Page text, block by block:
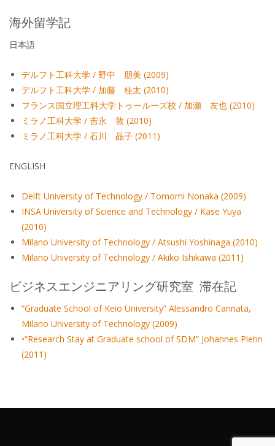
海外留学記
日本語
デルフト工科大学 / 野中 朋美 (2009)
デルフト工科大学 / 加藤 桂太 (2010)
フランス国立理工科大学トゥールーズ校 / 加瀬 友也 (2010)
ミラノ工科大学 / 吉永 敦 (2010)
ミラノ工科大学 / 石川 晶子 (2011)
ENGLISH
Delft University of Technology / Tomomi Nonaka (2009)
INSA University of Science and Technology / Kase Yuya
(2010)
Milano University of Technology / Atsushi Yoshinaga (2010)
Milano University of Technology / Akiko Ishikawa (2011)
ビジネスエンジニアリング研究室 滞在記
“Graduate School of Keio University” Alessandro Cannata,
Milano University of Technology (2009)
•“Research Stay at Graduate school of SDM” Johannes Plehn
(2011)